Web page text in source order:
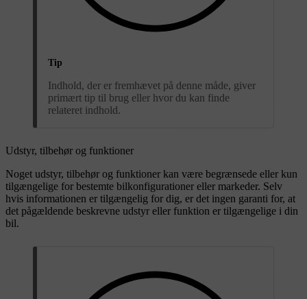
Tip
Indhold, der er fremhævet på denne måde, giver
primært tip til brug eller hvor du kan finde
relateret indhold.
Udstyr, tilbehør og funktioner
Noget udstyr, tilbehør og funktioner kan være begrænsede eller kun
tilgængelige for bestemte bilkonfigurationer eller markeder. Selv
hvis informationen er tilgængelig for dig, er det ingen garanti for, at
det pågældende beskrevne udstyr eller funktion er tilgængelige i din
bil.